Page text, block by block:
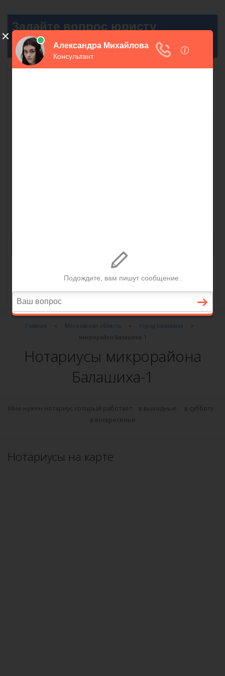
Главная Московская область
город Балашиха
микрорайон Балашиха-1
Нотариусы микрорайона
Балашиха-1
Мне нужен нотариус который работает: в выходные
в субботу
в воскресенье
Нотариусы на карте